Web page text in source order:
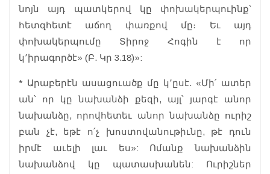
նոյն այդ պատկերով կը փոխակերպուինք՝
հետզհետէ աճող փառքով մը։ Եւ այդ
փոխակերպումը Տիրոջ Հոգին է որ
կ՚իրագործէ» (Բ. Կր 3.18)»:
* Արաբերէն ասացուածք մը կ՚ըսէ. «Մի՛ ատեր
ան՝ որ կը նախանձի քեզի, այլ՝ յարգէ անոր
նախանձը, որովհետեւ անոր նախանձը ուրիշ
բան չէ, եթէ ո՛չ խոստովանութիւնը, թէ դուն
իրմէ աւելի լաւ ես»: Ոմանք նախանձին
նախանձով կը պատասխանեն: Ուրիշներ